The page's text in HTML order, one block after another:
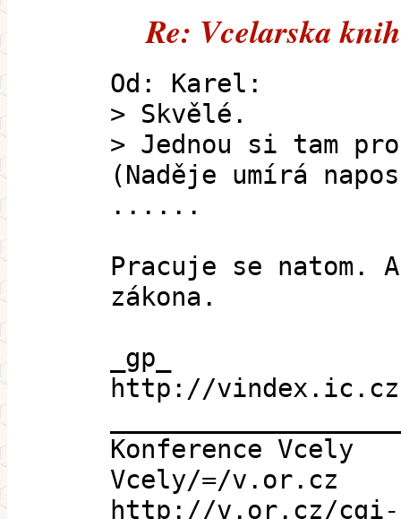
Re: Vcelarska
Od: Karel:
> Skvělé.
> Jednou si tam
(Naděje umírá
......
Pracuje se natom.
zákona.
_gp_
http://vindex.ic.cz
Konference Vcely
Vcely/=/v.or.cz
http://v.or.cz/cgi-